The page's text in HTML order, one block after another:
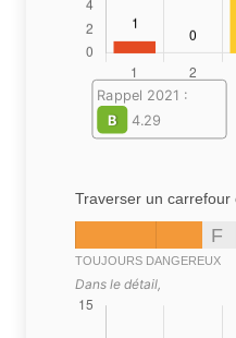
Rappel 2021 :
B
4.29
Traverser un carrefour
F
TOUJOURS DANGEREUX
Dans le détail,